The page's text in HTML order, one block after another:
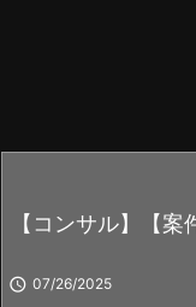
【コンサル】【
 07/26/2025